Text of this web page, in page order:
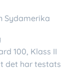
Sydamerika
100, Klass II
det har testats